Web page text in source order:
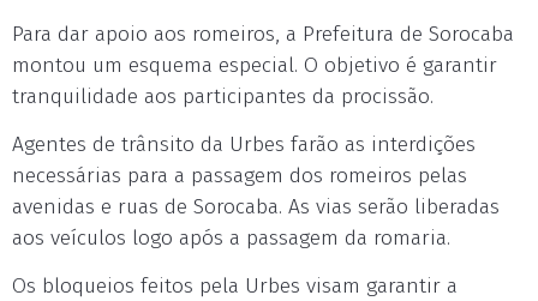
Para dar apoio aos romeiros, a Prefeitura de Sorocaba
montou um esquema especial. O objetivo é garantir
tranquilidade aos participantes da procissão.
Agentes de trânsito da Urbes farão as interdições
necessárias para a passagem dos romeiros pelas
avenidas e ruas de Sorocaba. As vias serão liberadas
aos veículos logo após a passagem da romaria.
Os bloqueios feitos pela Urbes visam garantir a